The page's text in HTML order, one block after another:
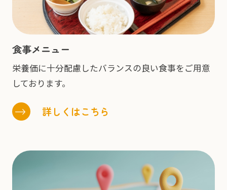
食事メニュー
栄養価に十分配慮したバランスの良い食事をご用意
しております。
詳しくはこちら